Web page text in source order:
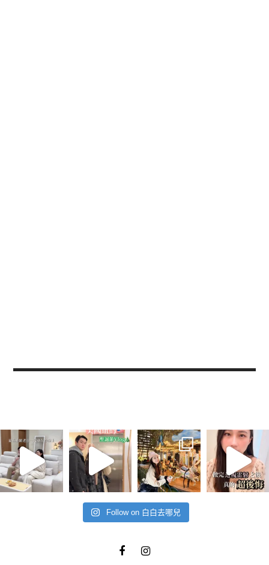
Follow on 白白去哪兒